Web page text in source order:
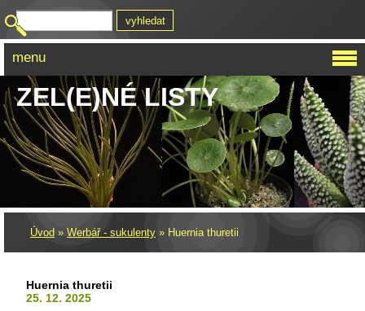
ZEL(E)NÉ LISTY
Úvod » Werbář - sukulenty » Huernia thuretii
Huernia thuretii
25. 12. 2025
menu